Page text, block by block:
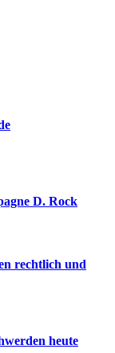
D. Rock
rechtlich und
heute